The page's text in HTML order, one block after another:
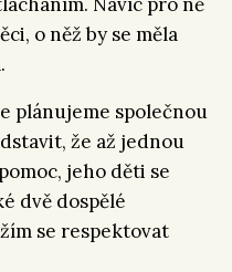
o něž by se měla
plánujeme společnou
že až jednou
jeho děti se
dvě dospělé
se respektovat